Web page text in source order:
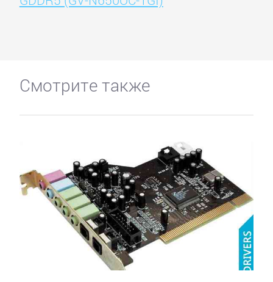
Смотрите также